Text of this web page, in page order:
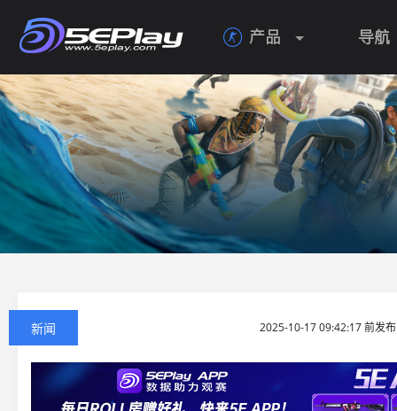
 产品 导航
新闻 2025-10-17 09:42:17 前发